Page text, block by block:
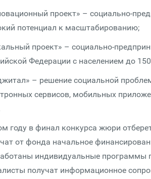
проект» – социально-
потенциал к масштабированию;
проект» – социально-
Федерации с населением до
– решение социальной
сервисов, мобильных
году в финал конкурса жюри
от фонда начальное
индивидуальные программы
получат информационное